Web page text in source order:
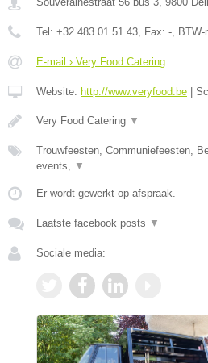
Tel: +32 483 01 51 43 , Fax: - , BTW-
E-mail › Very Food Catering
Website: http://www.veryfood.be |
Very Food Catering ▼
Trouwfeesten, Communiefeesten,
events,
▼
Er wordt gewerkt op afspraak.
Laatste facebook posts ▼
Sociale media: